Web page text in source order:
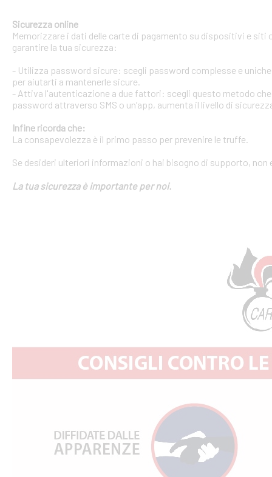
Sicurezza online
Memorizzare i dati delle carte di pagamento su dispositivi e
garantire la tua sicurezza:
- Utilizza password sicure: scegli password complesse e
per aiutarti a mantenerle sicure.
- Attiva l'autenticazione a due fattori: scegli questo metodo
password attraverso SMS o un’app, aumenta il livello di
Infine ricorda che:
La consapevolezza è il primo passo per prevenire le truffe.
Se desideri ulteriori informazioni o hai bisogno di supporto,
La tua sicurezza è importante per noi.